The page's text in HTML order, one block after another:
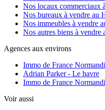
Nos locaux commerciaux
Nos bureaux à vendre au
Nos immeubles à vendre
Nos autres biens à vendre
Agences aux environs
Immo de France
Adrian Parker - Le havre
Immo de France
Voir aussi